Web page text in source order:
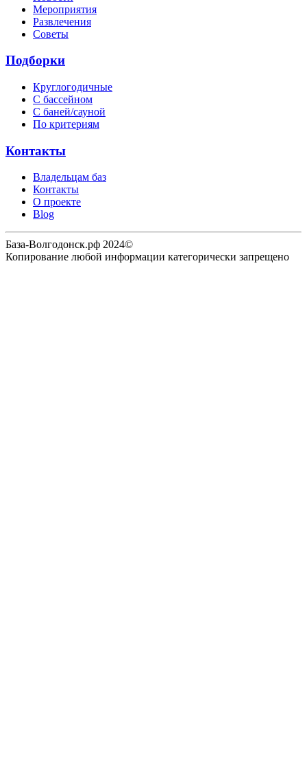
Мероприятия
Развлечения
Советы
Подборки
Круглогодичные
С бассейном
С баней/сауной
По критериям
Контакты
Владельцам баз
Контакты
О проекте
Blog
База-Волгодонск.рф 2024©
Копирование любой информации категорически запрещено